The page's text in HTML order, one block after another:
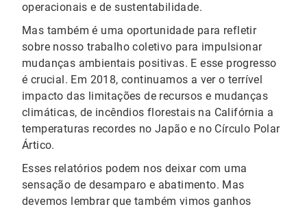
operacionais e de sustentabilidade.
Mas também é uma oportunidade para refletir
sobre nosso trabalho coletivo para impulsionar
mudanças ambientais positivas. E esse progresso
é crucial. Em 2018, continuamos a ver o terrível
impacto das limitações de recursos e mudanças
climáticas, de incêndios florestais na Califórnia a
temperaturas recordes no Japão e no Círculo Polar
Ártico.
Esses relatórios podem nos deixar com uma
sensação de desamparo e abatimento. Mas
devemos lembrar que também vimos ganhos